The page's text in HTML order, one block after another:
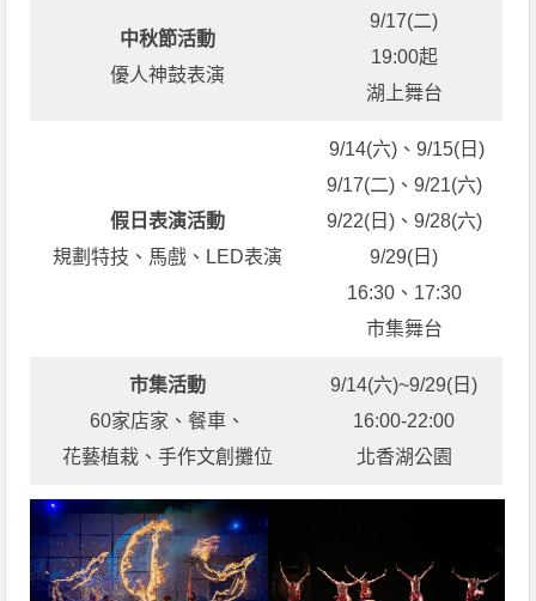
中秋節活動
優人神鼓表演
9/17(二)
19:00起
湖上舞台
假日表演活動
規劃特技、馬戲、LED表演
9/14(六)、9/15(日)
9/17(二)、9/21(六)
9/22(日)、9/28(六)
9/29(日)
16:30、17:30
市集舞台
市集活動
60家店家、餐車、
花藝植栽、手作文創攤位
9/14(六)~9/29(日)
16:00-22:00
北香湖公園